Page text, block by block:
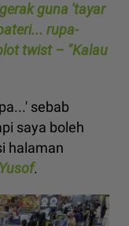
guna 'tayar
rupa-
twist – "Kalau
sebab
saya boleh
halaman
.